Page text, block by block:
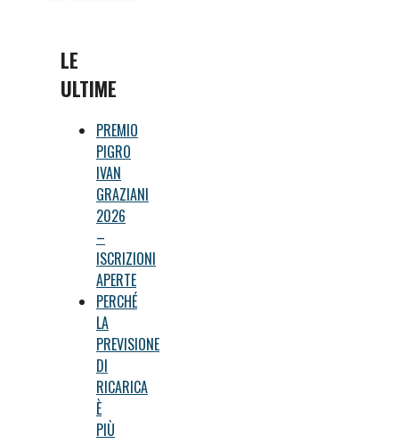
LE
ULTIME
PREMIO
PIGRO
IVAN
GRAZIANI
2026
–
ISCRIZIONI
APERTE
PERCHÉ
LA
PREVISIONE
DI
RICARICA
È
PIÙ